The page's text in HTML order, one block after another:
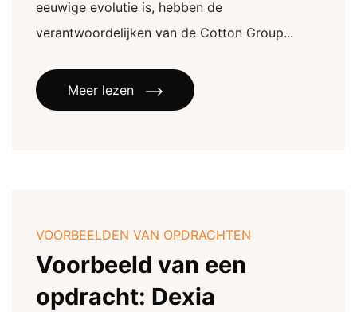
eeuwige evolutie is, hebben de
verantwoordelijken van de Cotton Group...
Meer lezen
VOORBEELDEN VAN OPDRACHTEN
Voorbeeld van een
opdracht: Dexia